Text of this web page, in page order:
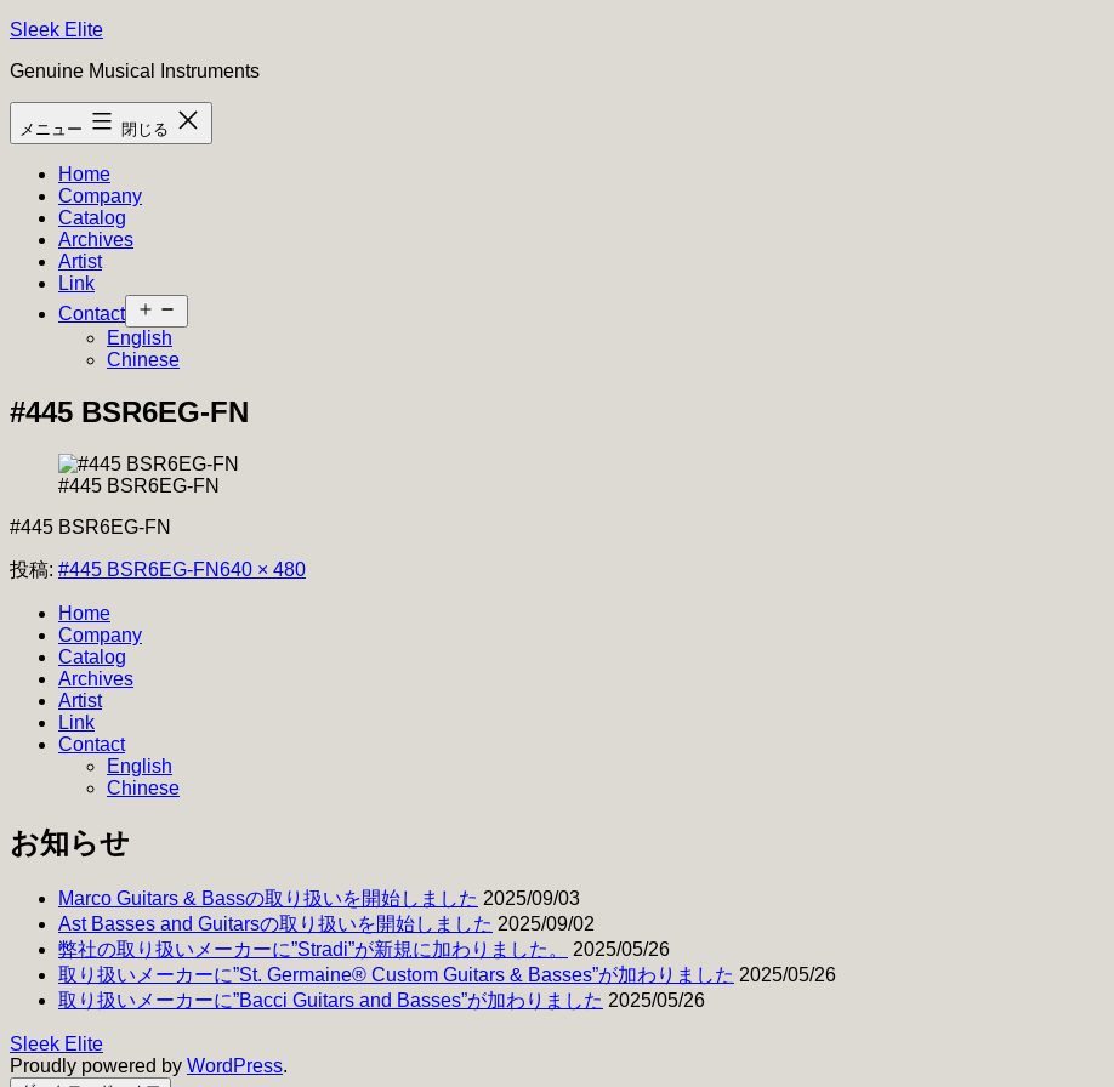
コ
テ
ン
ツ
Sleek Elite
Genuine Musical Instruments
メニュー 閉じる
Home
Company
Catalog
Archives
Artist
Link
Contact
ニ
ー
開
English
Chinese
#445 BSR6EG-FN
#445 BSR6EG-FN
#445 BSR6EG-FN
投稿: #445 BSR6EG-FNフ
640 × 480
Home
Company
Catalog
Archives
Artist
Link
Contact
English
Chinese
お知らせ
Marco Guitars & Bassの取り扱いを開始しました 2025/09/03
Ast Basses and Guitarsの取り扱いを開始しました 2025/09/02
弊社の取り扱いメーカーに”Stradi”が新規に加わりました。
2025/05/26
取り扱いメーカーに”St. Germaine® Custom Guitars & Basses”が加わりました 2025/05/26
取り扱いメーカーに”Bacci Guitars and Basses”が加わりました 2025/05/26
Sleek Elite
Proudly powered by WordPress.